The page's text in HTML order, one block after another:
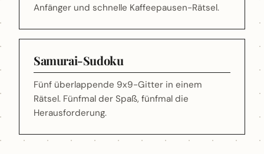
Anfänger und schnelle Kaffeepausen-Rätsel.
Samurai-Sudoku
Fünf überlappende 9x9-Gitter in einem
Rätsel. Fünfmal der Spaß, fünfmal die
Herausforderung.